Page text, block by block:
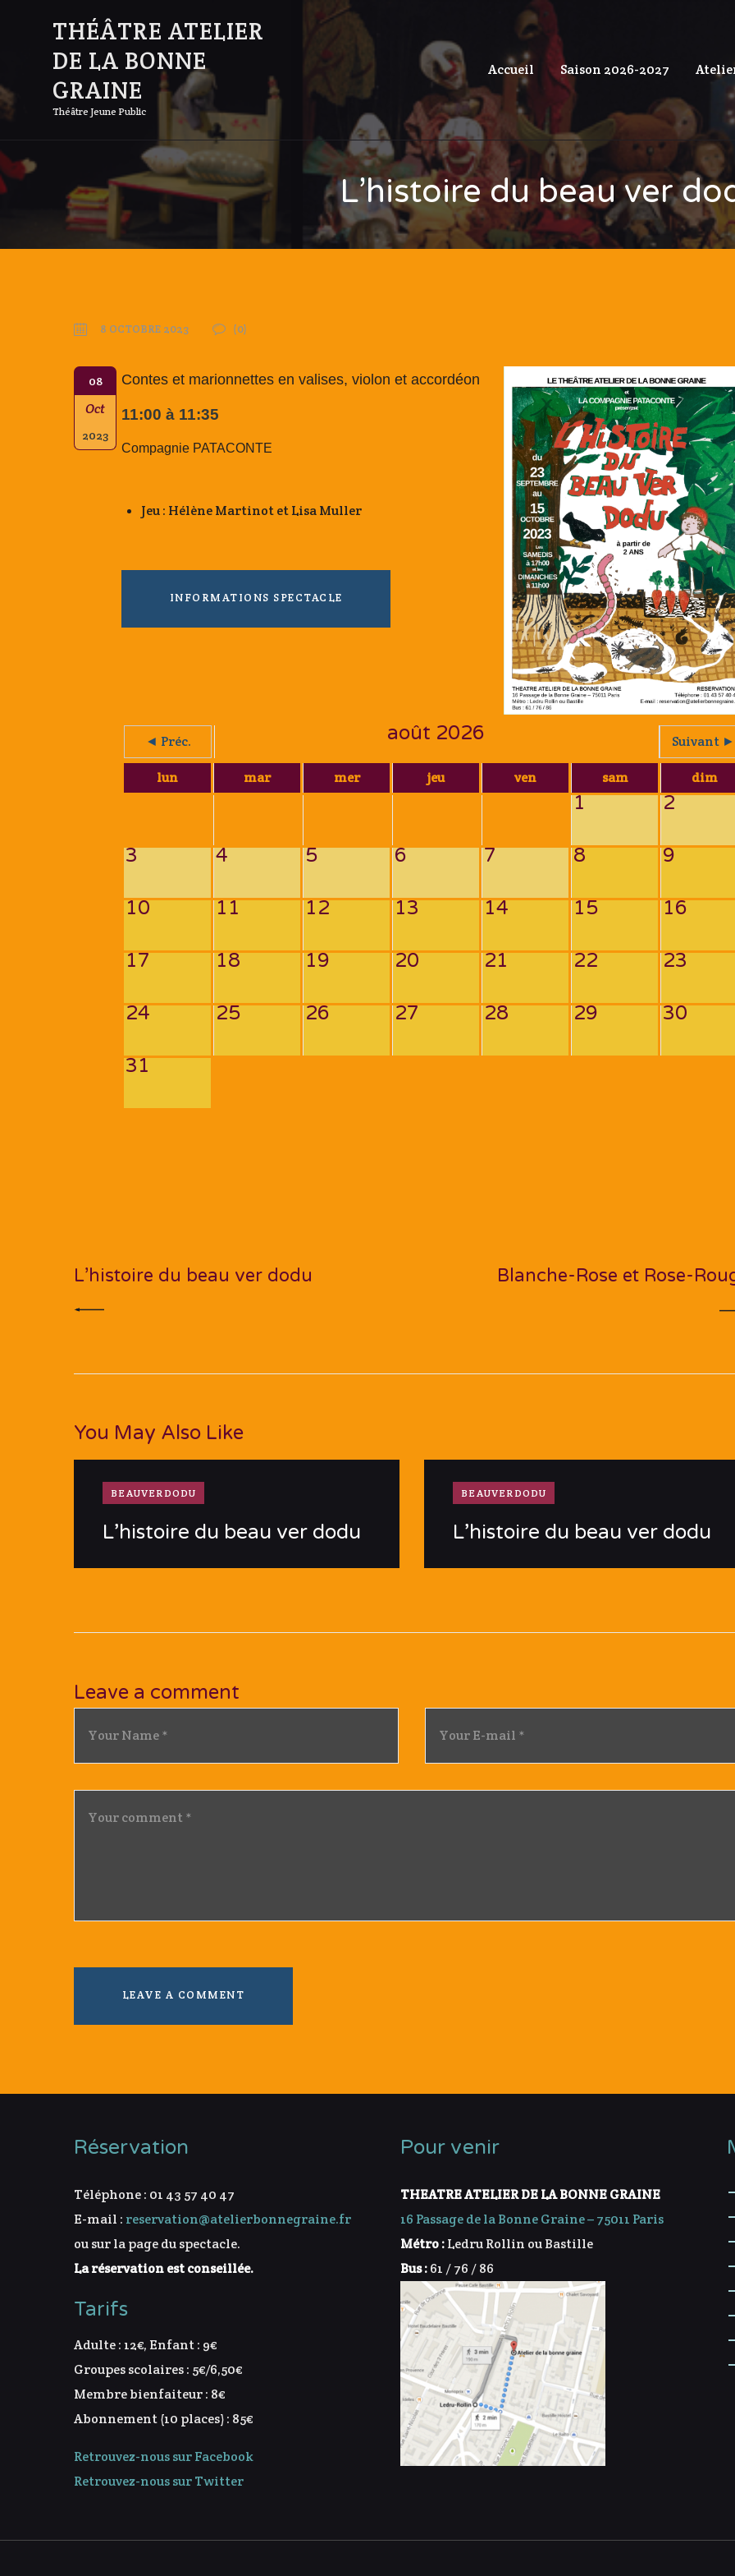
THÉÂTRE ATELIER
DE LA BONNE
GRAINE
Théâtre Jeune Public
Accueil Saison 2026-2027
L’histoire du beau ver
8 OCTOBRE 2023 (0)
08
Oct
2023
Contes et marionnettes en valises, violon et accordéon
11:00 à 11:35
Compagnie PATACONTE
Jeu : Hélène Martinot et Lisa Muller
INFORMATIONS SPECTACLE
◄ Préc. août 2026 Suivant ►
lun mar mer jeu ven sam dim
1 2
3 4 5 6 7 8 9
10 11 12 13 14 15 16
17 18 19 20 21 22 23
24 25 26 27 28 29 30
31
l’article
L’histoire du beau ver dodu Blanche-Rose et Rose-
You May Also Like
BEAUVERDODU
L’histoire du beau ver dodu
BEAUVERDODU
L’histoire du beau ver dodu
Leave a comment
Réservation
Téléphone : 01 43 57 40 47
E-mail : reservation@atelierbonnegraine.fr
ou sur la page du spectacle.
La réservation est conseillée.
Tarifs
Adulte : 12€, Enfant : 9€
Groupes scolaires : 5€/6,50€
Membre bienfaiteur : 8€
Abonnement (10 places) : 85€
Retrouvez-nous sur Facebook
Retrouvez-nous sur Twitter
Pour venir
THEATRE ATELIER DE LA BONNE GRAINE
16 Passage de la Bonne Graine – 75011 Paris
Métro :Ledru Rollin ou Bastille
Bus :61 / 76 / 86